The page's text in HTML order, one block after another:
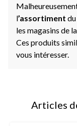
l’assortiment
les magasins de
Ces produits
vous intéresser.
Articles